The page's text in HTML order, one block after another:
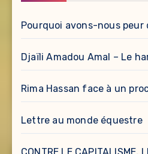
Pourquoi avons-nous peur
Djaïli Amadou Amal – Le
Rima Hassan face à un
Lettre au monde équestre